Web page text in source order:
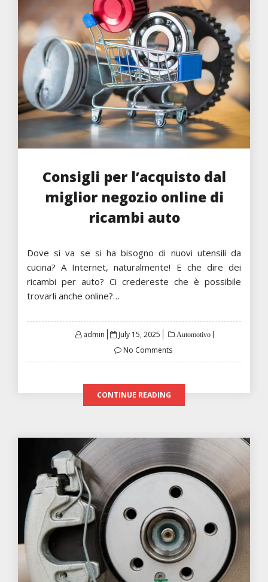
Consigli per l’acquisto dal
miglior negozio online di
ricambi auto
Dove si va se si ha bisogno di nuovi utensili da
cucina? A Internet, naturalmente! E che dire dei
ricambi per auto? Ci credereste che è possibile
trovarli anche online?…
admin
Posted
July 15, 2025 Automotivo
No Comments
CONTINUE READING